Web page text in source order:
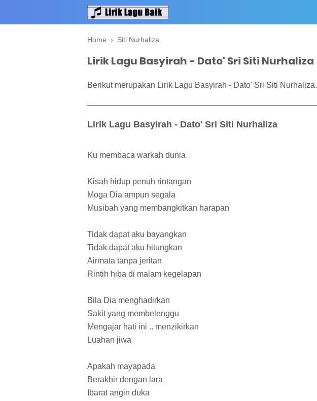
Home › Siti Nurhaliza
Lirik Lagu Basyirah - Dato' Sri Siti Nurhaliza
Berikut merupakan Lirik Lagu Basyirah - Dato' Sri Siti Nurhaliza.
Lirik Lagu Basyirah - Dato' Sri Siti Nurhaliza
Ku membaca warkah dunia
Kisah hidup penuh rintangan
Moga Dia ampun segala
Musibah yang membangkitkan harapan
Tidak dapat aku bayangkan
Tidak dapat aku hitungkan
Airmata tanpa jeritan
Rintih hiba di malam kegelapan
Bila Dia menghadirkan
Sakit yang membelenggu
Mengajar hati ini .. menzikirkan
Luahan jiwa
Apakah mayapada
Berakhir dengan lara
Ibarat angin duka